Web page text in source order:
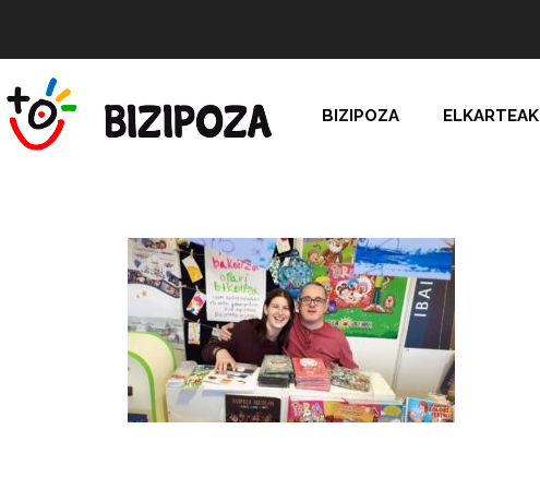
BIZIPOZA ELKARTEAK